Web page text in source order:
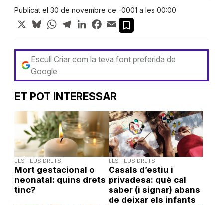
Publicat el 30 de novembre de -0001 a les 00:00
X BlueskyWhatsApp
TelegramLinkedInFacebook
Email
Escull Criar com la teva font preferida de
Google
ET POT INTERESSAR
ELS TEUS DRETS
Mort gestacional o
neonatal: quins drets
tinc?
ELS TEUS DRETS
Casals d’estiu i
privadesa: què cal
saber (i signar) abans
de deixar els infants